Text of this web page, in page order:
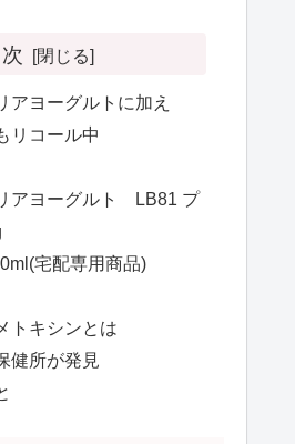
アヨーグルトに加え
リコール中
アヨーグルト LB81 プ
宅配専用商品)
トキシンとは
健所が発見